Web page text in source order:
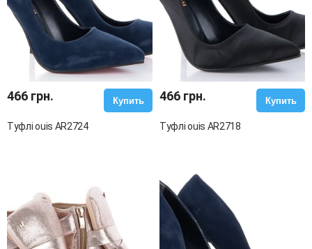
466 грн. Купить
Туфлі ouis AR2724
466 грн. Купить
Туфлі ouis AR2718